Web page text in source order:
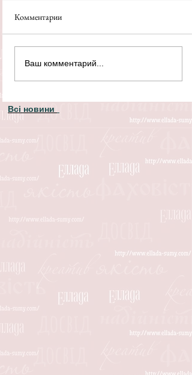
Комментарии
Ваш комментарий...
Всі новини